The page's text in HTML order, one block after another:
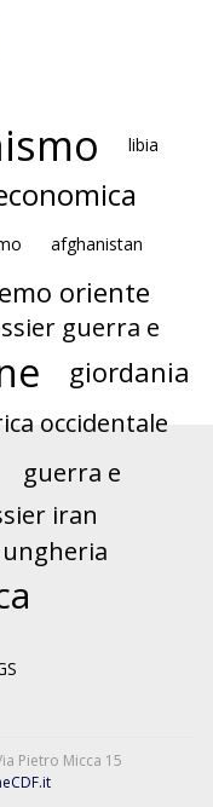
libia
afghanistan
oriente
guerra e
giordania
occidentale
guerra e
iran
ungheria
Pietro Micca 15